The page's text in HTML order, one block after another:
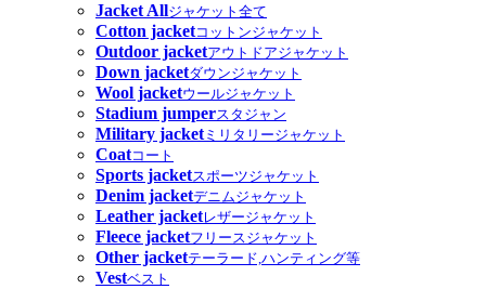
Jacket Allジャケット全て
Cotton jacketコットンジャケット
Outdoor jacketアウトドアジャケット
Down jacketダウンジャケット
Wool jacketウールジャケット
Stadium jumperスタジャン
Military jacketミリタリージャケット
Coatコート
Sports jacketスポーツジャケット
Denim jacketデニムジャケット
Leather jacketレザージャケット
Fleece jacketフリースジャケット
Other jacketテーラード,ハンティング等
Vestベスト